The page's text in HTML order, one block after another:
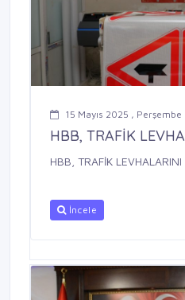
15 Mayıs 2025 ,
HBB, TRAFİK
HBB, TRAFİK
İncele